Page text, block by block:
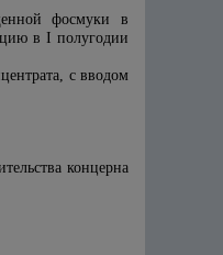
фосмуки в
в I полугодии
с вводом
концерна